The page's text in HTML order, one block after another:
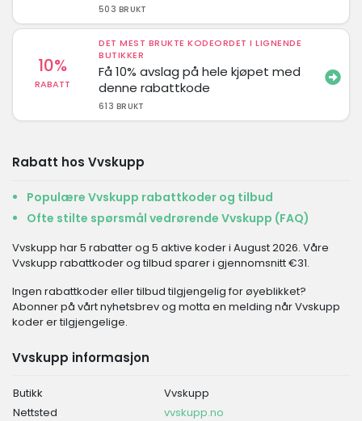
503 BRUKT
10%
RABATT
DET MEST BRUKTE KODEORDET I LIGNENDE
BUTIKKER
Få 10% avslag på hele kjøpet med
denne rabattkode
613 BRUKT
Rabatt hos Vvskupp
Populære Vvskupp rabattkoder og tilbud
Ofte stilte spørsmål vedrørende Vvskupp (FAQ)
Vvskupp har 5 rabatter og 5 aktive koder i August 2026. Våre
Vvskupp rabattkoder og tilbud sparer i gjennomsnitt €31.
Ingen rabattkoder eller tilbud tilgjengelig for øyeblikket?
Abonner på vårt nyhetsbrev og motta en melding når Vvskupp
koder er tilgjengelige.
Vvskupp informasjon
Butikk
Vvskupp
Nettsted
vvskupp.no